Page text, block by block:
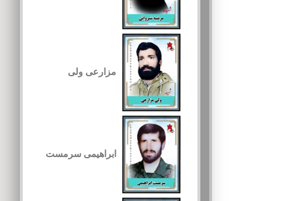
مزارعی ولی
ابراهیمی سرمست